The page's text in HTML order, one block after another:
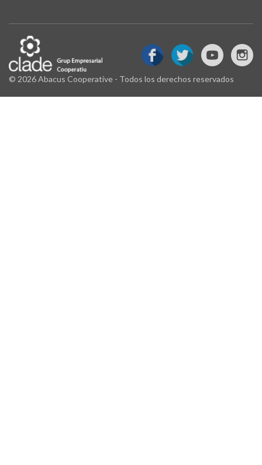
© 2026 Abacus Cooperative - Todos los derechos reservados